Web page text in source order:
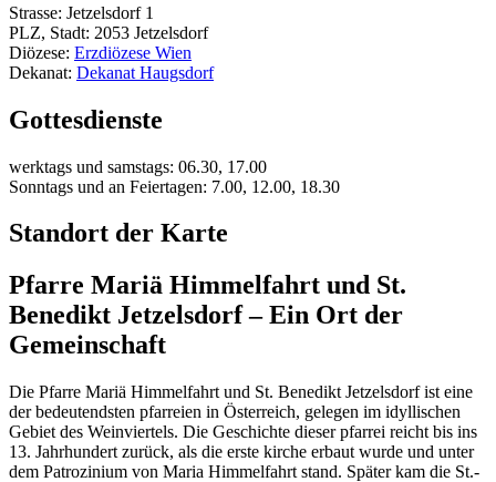
Strasse: Jetzelsdorf 1
PLZ, Stadt: 2053 Jetzelsdorf
Diözese: Erzdiözese Wien
Dekanat: Dekanat Haugsdorf
Gottesdienste
werktags und samstags: 06.30, 17.00
Sonntags und an Feiertagen: 7.00, 12.00, 18.30
Standort der Karte
Pfarre Mariä Himmelfahrt und St.
Benedikt Jetzelsdorf – Ein Ort der
Gemeinschaft
Die Pfarre Mariä Himmelfahrt und St. Benedikt Jetzelsdorf ist eine
der bedeutendsten pfarreien in Österreich, gelegen im idyllischen
Gebiet des Weinviertels. Die Geschichte dieser pfarrei reicht bis ins
13. Jahrhundert zurück, als die erste kirche erbaut wurde und unter
dem Patrozinium von Maria Himmelfahrt stand. Später kam die St.-